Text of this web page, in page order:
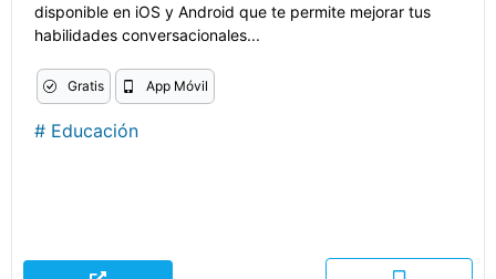
disponible en iOS y Android que te permite mejorar tus
habilidades conversacionales...
Gratis App Móvil
# Educación